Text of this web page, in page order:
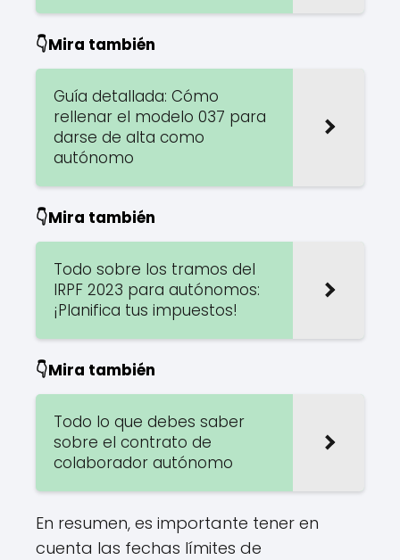
👇Mira también
Guía detallada: Cómo
rellenar el modelo 037 para
darse de alta como
autónomo
👇Mira también
Todo sobre los tramos del
IRPF 2023 para autónomos:
¡Planifica tus impuestos!
👇Mira también
Todo lo que debes saber
sobre el contrato de
colaborador autónomo
En resumen, es importante tener en
cuenta las fechas límites de